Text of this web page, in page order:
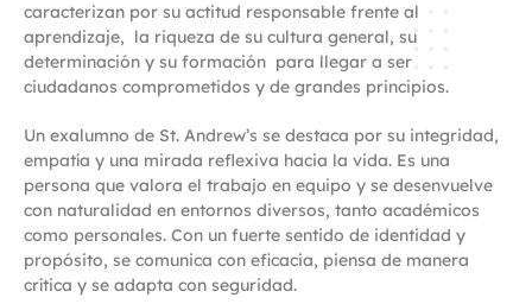
caracterizan por su actitud responsable frente al
aprendizaje, la riqueza de su cultura general, su
determinación y su formación para llegar a ser
ciudadanos comprometidos y de grandes principios.
Un exalumno de St. Andrew’s se destaca por su integridad,
empatía y una mirada reflexiva hacia la vida. Es una
persona que valora el trabajo en equipo y se desenvuelve
con naturalidad en entornos diversos, tanto académicos
como personales. Con un fuerte sentido de identidad y
propósito, se comunica con eficacia, piensa de manera
crítica y se adapta con seguridad.